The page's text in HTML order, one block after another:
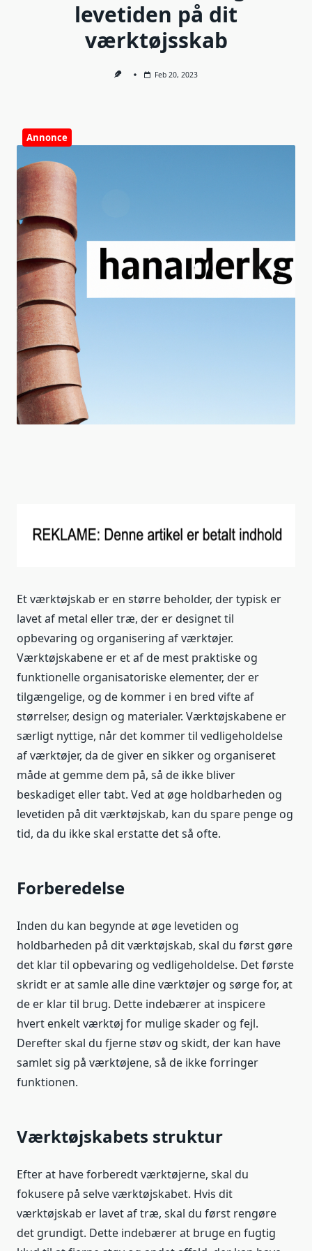
levetiden på dit
værktøjsskab
Feb 20, 2023
Annonce
Et værktøjskab er en større beholder, der typisk er
lavet af metal eller træ, der er designet til
opbevaring og organisering af værktøjer.
Værktøjskabene er et af de mest praktiske og
funktionelle organisatoriske elementer, der er
tilgængelige, og de kommer i en bred vifte af
størrelser, design og materialer. Værktøjskabene er
særligt nyttige, når det kommer til vedligeholdelse
af værktøjer, da de giver en sikker og organiseret
måde at gemme dem på, så de ikke bliver
beskadiget eller tabt. Ved at øge holdbarheden og
levetiden på dit værktøjskab, kan du spare penge og
tid, da du ikke skal erstatte det så ofte.
Forberedelse
Inden du kan begynde at øge levetiden og
holdbarheden på dit værktøjskab, skal du først gøre
det klar til opbevaring og vedligeholdelse. Det første
skridt er at samle alle dine værktøjer og sørge for, at
de er klar til brug. Dette indebærer at inspicere
hvert enkelt værktøj for mulige skader og fejl.
Derefter skal du fjerne støv og skidt, der kan have
samlet sig på værktøjene, så de ikke forringer
funktionen.
Værktøjskabets struktur
Efter at have forberedt værktøjerne, skal du
fokusere på selve værktøjskabet. Hvis dit
værktøjskab er lavet af træ, skal du først rengøre
det grundigt. Dette indebærer at bruge en fugtig